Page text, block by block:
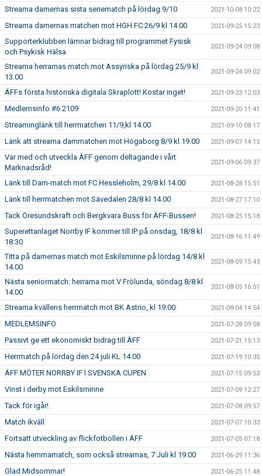
Streama damernas sista seriematch på lördag 9/10 2021-10-08 10:22
Streama damernas matchen mot HGH FC 26/9 kl 14.00 2021-09-25 15:23
Supporterklubben lämnar bidrag till programmet Fysisk
och Psykisk Hälsa
2021-09-24 09:08
Streama herrarnas match mot Assyriska på lördag 25/9 kl
13.00
2021-09-24 09:02
ÄFFs första historiska digitala Skraplott! Kostar inget! 2021-09-23 12:03
Medlemsinfo #6 2109 2021-09-20 11:41
Streaminglänk till herrmatchen 11/9,kl 14.00 2021-09-10 08:17
Länk att streama dammatchen mot Högaborg 8/9 kl 19.00 2021-09-07 14:15
Var med och utveckla ÄFF genom deltagande i vårt
Marknadsråd!
2021-09-06 09:37
Länk till Dam-match mot FC Hessleholm, 29/8 kl 14.00 2021-08-28 15:51
Länk till herrmatchen mot Sävedalen 28/8 kl 14.00 2021-08-27 17:10
Tack Öresundskraft och Bergkvara Buss för ÄFF-Bussen! 2021-08-25 15:18
Superettanlaget Norrby IF kommer till IP på onsdag, 18/8 kl
18:30
2021-08-16 11:49
Titta på damernas match mot Eskilsminne på lördag 14/8 kl
14.00
2021-08-09 15:43
Nästa seniormatch: herrarna mot V Frölunda, söndag 8/8 kl
14.00
2021-08-05 16:51
Streama kvällens herrmatch mot BK Astrio, kl 19:00 2021-08-04 14:54
MEDLEMSINFO 2021-07-28 09:58
Passivt ge ett ekonomiskt bidrag till ÄFF 2021-07-21 15:13
Herrmatch på lördag den 24 juli KL 14:00 2021-07-19 10:35
ÄFF MÖTER NORRBY IF I SVENSKA CUPEN 2021-07-15 09:53
Vinst i derby mot Eskilsminne 2021-07-09 12:27
Tack för igår! 2021-07-08 09:57
Match ikväll 2021-07-07 10:33
Fortsatt utveckling av flickfotbollen i ÄFF 2021-07-05 07:18
Nästa hemmamatch, som också streamas, 7 Juli kl 19:00 2021-06-29 11:36
Glad Midsommar! 2021-06-25 11:48